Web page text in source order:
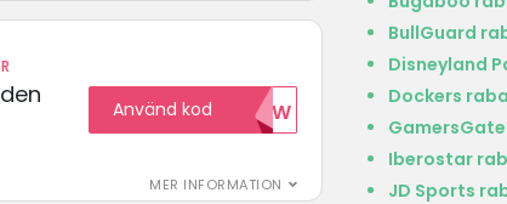
MER INFORMATION
Använd kod 15NOW
BullGuard
Disneyland
Dockers
Iberostar
JD Sports